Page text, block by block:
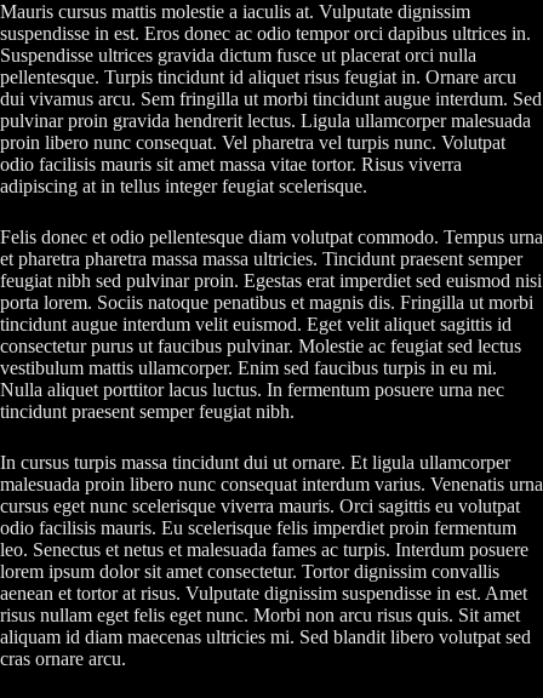
Mauris cursus mattis molestie a iaculis at. Vulputate dignissim
suspendisse in est. Eros donec ac odio tempor orci dapibus ultrices in.
Suspendisse ultrices gravida dictum fusce ut placerat orci nulla
pellentesque. Turpis tincidunt id aliquet risus feugiat in. Ornare arcu
dui vivamus arcu. Sem fringilla ut morbi tincidunt augue interdum. Sed
pulvinar proin gravida hendrerit lectus. Ligula ullamcorper malesuada
proin libero nunc consequat. Vel pharetra vel turpis nunc. Volutpat
odio facilisis mauris sit amet massa vitae tortor. Risus viverra
adipiscing at in tellus integer feugiat scelerisque.
Felis donec et odio pellentesque diam volutpat commodo. Tempus urna
et pharetra pharetra massa massa ultricies. Tincidunt praesent semper
feugiat nibh sed pulvinar proin. Egestas erat imperdiet sed euismod nisi
porta lorem. Sociis natoque penatibus et magnis dis. Fringilla ut morbi
tincidunt augue interdum velit euismod. Eget velit aliquet sagittis id
consectetur purus ut faucibus pulvinar. Molestie ac feugiat sed lectus
vestibulum mattis ullamcorper. Enim sed faucibus turpis in eu mi.
Nulla aliquet porttitor lacus luctus. In fermentum posuere urna nec
tincidunt praesent semper feugiat nibh.
In cursus turpis massa tincidunt dui ut ornare. Et ligula ullamcorper
malesuada proin libero nunc consequat interdum varius. Venenatis urna
cursus eget nunc scelerisque viverra mauris. Orci sagittis eu volutpat
odio facilisis mauris. Eu scelerisque felis imperdiet proin fermentum
leo. Senectus et netus et malesuada fames ac turpis. Interdum posuere
lorem ipsum dolor sit amet consectetur. Tortor dignissim convallis
aenean et tortor at risus. Vulputate dignissim suspendisse in est. Amet
risus nullam eget felis eget nunc. Morbi non arcu risus quis. Sit amet
aliquam id diam maecenas ultricies mi. Sed blandit libero volutpat sed
cras ornare arcu.